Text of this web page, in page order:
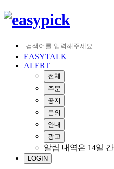
EASYTALK
ALERT
전체
주문
공지
문의
안내
광고
알림 내역은 14일
LOGIN